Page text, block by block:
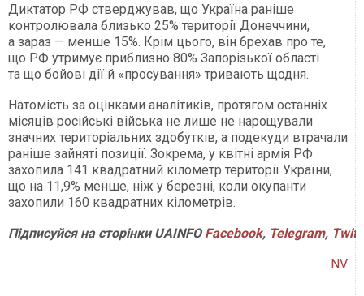
Диктатор РФ стверджував, що Україна раніше
контролювала близько 25% території Донеччини,
а зараз — менше 15%. Крім цього, він брехав про те,
що РФ утримує приблизно 80% Запорізької області
та що бойові дії й «просування» тривають щодня.
Натомість за оцінками аналітиків, протягом останніх
місяців російські війська не лише не нарощували
значних територіальних здобутків, а подекуди втрачали
раніше зайняті позиції. Зокрема, у квітні армія РФ
захопила 141 квадратний кілометр території України,
що на 11,9% менше, ніж у березні, коли окупанти
захопили 160 квадратних кілометрів.
ПідписуйсянасторінкиUAINFO Facebook, Telegram,
NV